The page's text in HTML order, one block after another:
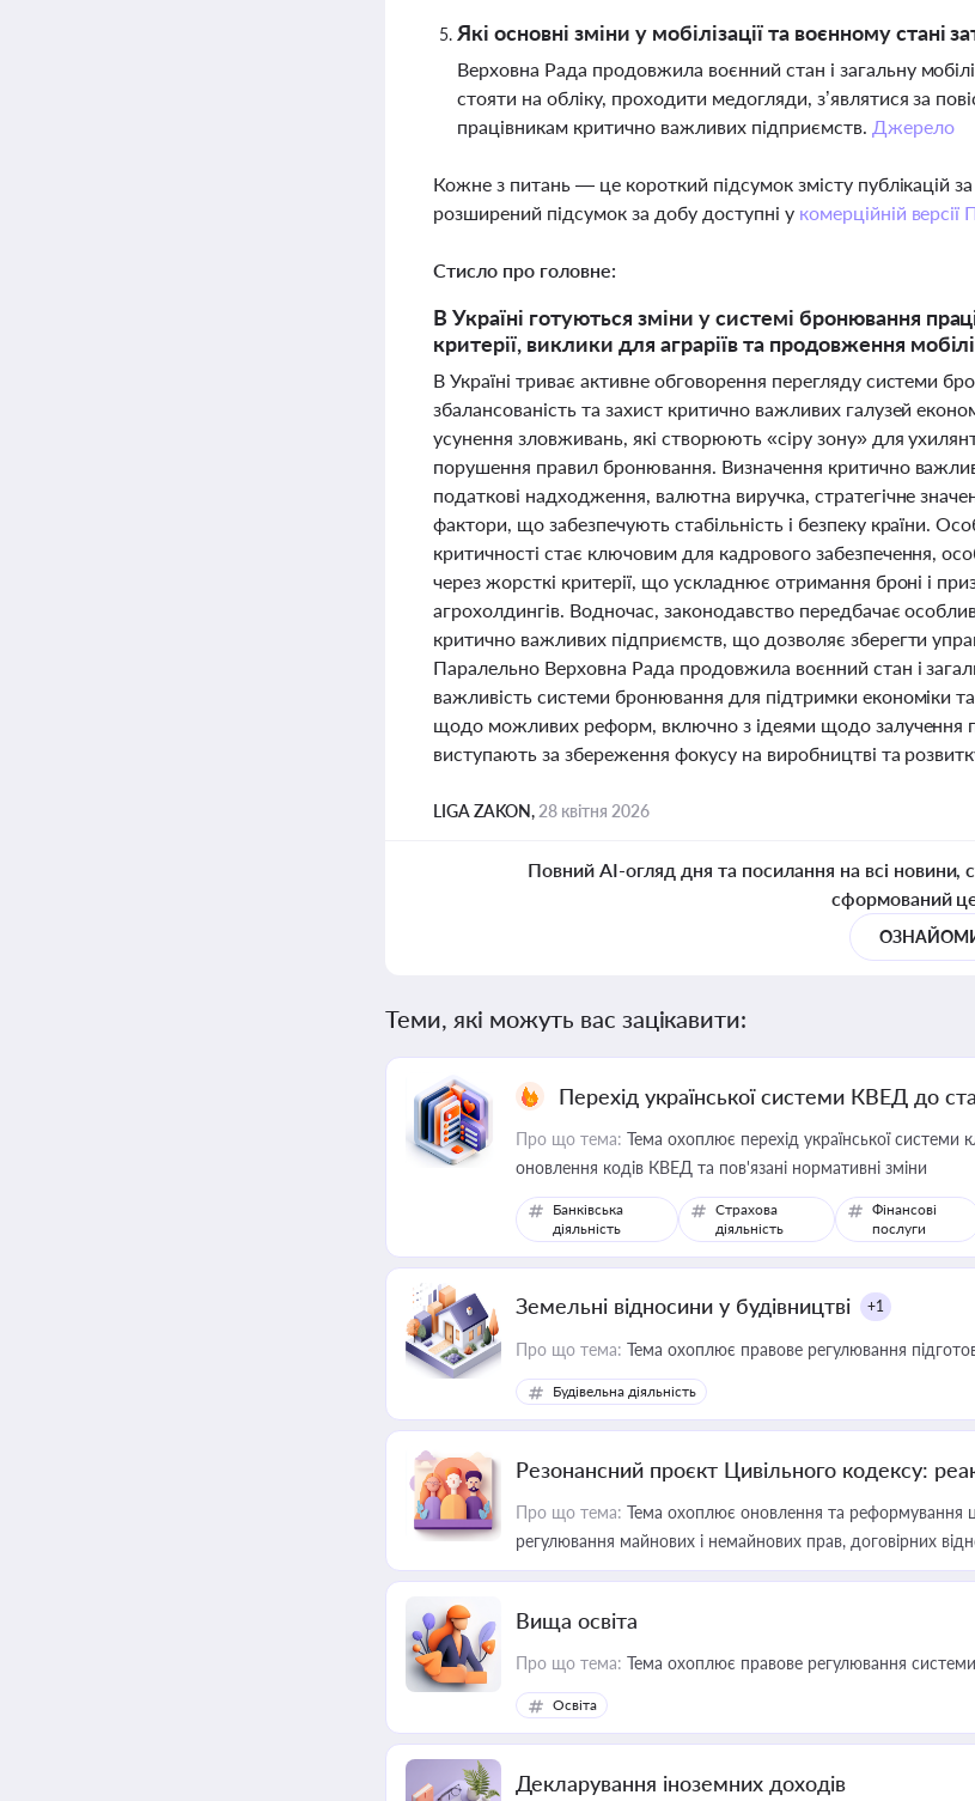
Які основні зміни у мобілізації та воєнному
Верховна Рада продовжила воєнний стан і загальну
стояти на обліку, проходити медогляди, з’являтися за
працівникам критично важливих підприємств. Джерело
Кожне з питань — це короткий підсумок змісту
розширений підсумок за добу доступні у комерційній
Стисло про головне:
В Україні готуються зміни у системі бронювання
критерії, виклики для аграріїв та продовження
В Україні триває активне обговорення перегляду системи
збалансованість та захист критично важливих галузей
усунення зловживань, які створюють «сіру зону» для
порушення правил бронювання. Визначення критично
податкові надходження, валютна виручка, стратегічне
фактори, що забезпечують стабільність і безпеку країни.
критичності стає ключовим для кадрового забезпечення,
через жорсткі критерії, що ускладнює отримання броні і
агрохолдингів. Водночас, законодавство передбачає
критично важливих підприємств, що дозволяє зберегти
Паралельно Верховна Рада продовжила воєнний стан і
важливість системи бронювання для підтримки економіки
щодо можливих реформ, включно з ідеями щодо залучення
виступають за збереження фокусу на виробництві та
LIGA ZAKON, 28 квітня 2026
Повний AI-огляд дня та посилання на всі новини,
сформований
Теми, які можуть вас зацікавити:
Перехід української системи КВЕД до
Про що тема: Тема охоплює перехід української системи
оновлення кодів КВЕД та пов'язані нормативні зміни
Банківська
діяльність
Страхова
діяльність
Фінансові
послуги
Земельні відносини у будівництві +1
Про що тема: Тема охоплює правове регулювання
Будівельна діяльність
Резонансний проєкт Цивільного кодексу:
Про що тема: Тема охоплює оновлення та реформування
регулювання майнових і немайнових прав, договірних
Вища освіта
Про що тема: Тема охоплює правове регулювання системи
Освіта
Декларування іноземних доходів